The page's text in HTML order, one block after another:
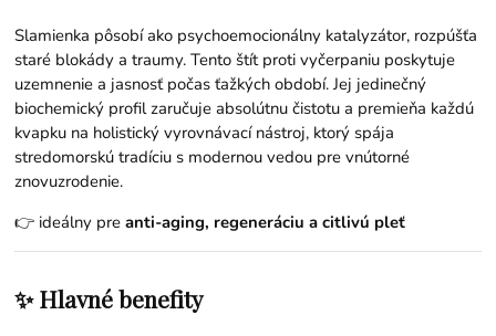
Slamienka pôsobí ako psychoemocionálny katalyzátor, rozpúšťa
staré blokády a traumy. Tento štít proti vyčerpaniu poskytuje
uzemnenie a jasnosť počas ťažkých období. Jej jedinečný
biochemický profil zaručuje absolútnu čistotu a premieňa každú
kvapku na holistický vyrovnávací nástroj, ktorý spája
stredomorskú tradíciu s modernou vedou pre vnútorné
znovuzrodenie.
👉 ideálny preanti-aging, regeneráciu a citlivú pleť
✨ Hlavné benefity